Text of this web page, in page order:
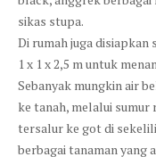
sikas stupa.
Di rumah juga disiapkan
1 x 1 x 2,5 m untuk
Sebanyak mungkin air
ke tanah, melalui sumur
tersalur ke got di
berbagai tanaman yang